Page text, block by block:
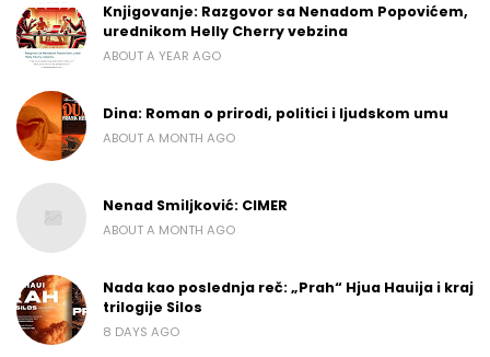
Knjigovanje: Razgovor sa Nenadom Popovićem,
urednikom Helly Cherry vebzina
ABOUT A YEAR AGO
Dina: Roman o prirodi, politici i ljudskom umu
ABOUT A MONTH AGO
Nenad Smiljković: CIMER
ABOUT A MONTH AGO
Nada kao poslednja reč: „Prah“ Hjua Hauija i kraj
trilogije Silos
8 DAYS AGO